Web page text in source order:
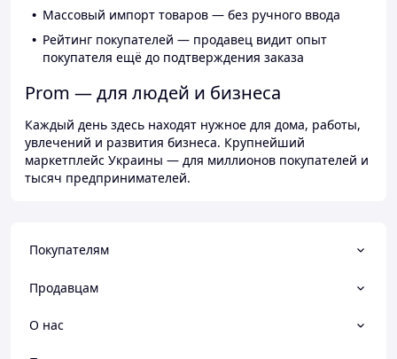
Массовый импорт товаров — без ручного ввода
Рейтинг покупателей — продавец видит опыт
покупателя ещё до подтверждения заказа
Prom — для людей и бизнеса
Каждый день здесь находят нужное для дома, работы,
увлечений и развития бизнеса. Крупнейший
маркетплейс Украины — для миллионов покупателей и
тысяч предпринимателей.
Покупателям
Продавцам
О нас